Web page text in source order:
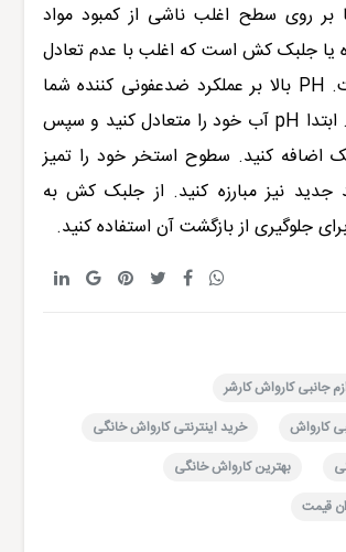
روی سطح اغلب ناشی از کمبود مواد
یا جلبک کش است که اغلب با عدم تعادل
PH بالا بر عملکرد ضدعفونی کننده شما
pH آب خود را متعادل کنید و سپس
اضافه کنید. سطوح استخر خود را تمیز
جدید نیز مبارزه کنید. از جلبک کش به
جلوگیری از بازگشت آن استفاده کنید.
جانبی کارواش کارشر
کارواش
خرید اینترنتی کارواش خانگی
بهترین کارواش خانگی
قیمت